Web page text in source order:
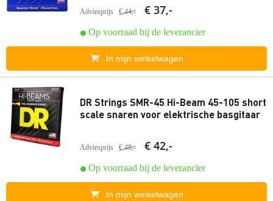
Adviesprijs € 44,- € 37,-
Op voorraad bij de leverancier
In mijn winkelwagen
DR Strings SMR-45 Hi-Beam 45-105 short
scale snaren voor elektrische basgitaar
Adviesprijs € 48,- € 42,-
Op voorraad bij de leverancier
In mijn winkelwagen